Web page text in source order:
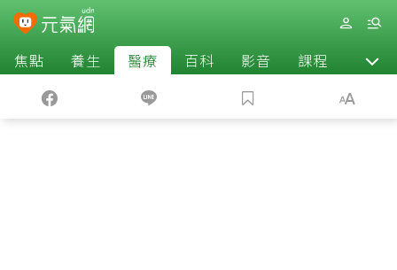
焦點 養生 醫療 百科 影音 課程 退休